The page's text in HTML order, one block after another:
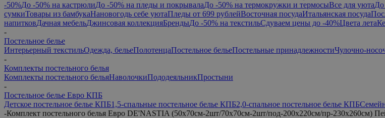
-50%До -50% на кастрюлиДо -50% на пледы и покрывалаДо -50% на термокружки и термосыВсе для уюта
сумкиТовары из бамбукаНановогодь себе уютаПледы от 699 рублейВосточная посудаИтальянская посуда
напитковДачная мебельДжинсовая коллекцияБрендыДо -50% на текстильСдуваем цены до -40%Цвета лета
-
Постельное белье
Интерьерный текстильОдежда, бельеПолотенцаПостельное бельеПостельные принадлежностиЧулочно-
-
Комплекты постельного белья
Комплекты постельного бельяНаволочкиПододеяльникПростыни
-
Постельное белье Евро КПБ
Детское постельное белье КПБ1,5-спальные постельное белье КПБ2,0-спальное постельное белье КПБ
-Комплект постельного белья Евро DE'NASTIA (50x70см-2шт/70x70см-2шт/под-200x220см/пр-230x260см)